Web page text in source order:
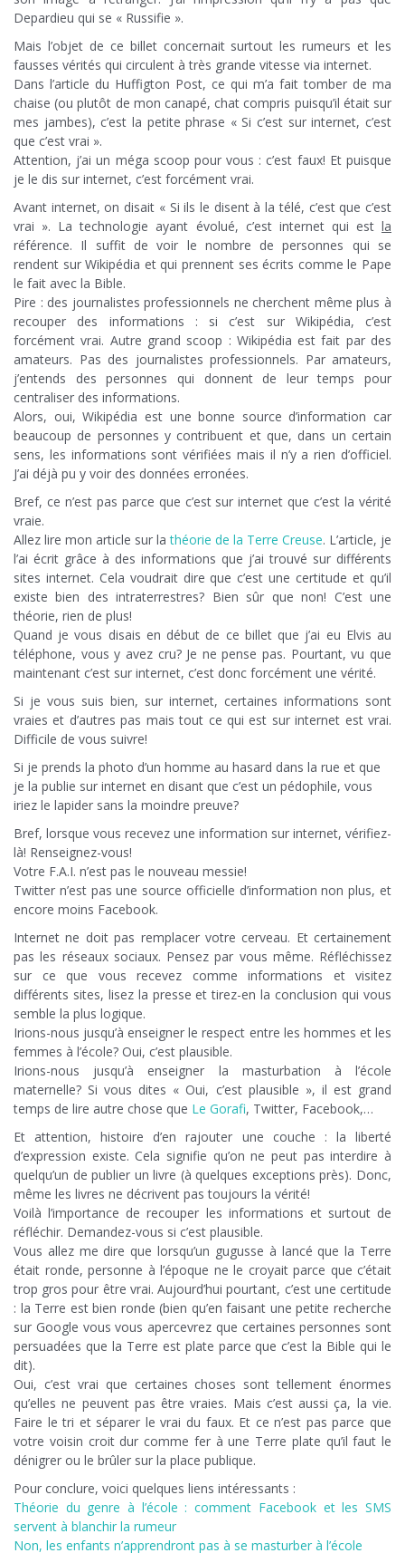
Depardieu qui se « Russifie ».
Mais l’objet de ce billet concernait surtout les rumeurs et les
fausses vérités qui circulent à très grande vitesse via internet.
Dans l’article du Huffigton Post, ce qui m’a fait tomber de ma
chaise (ou plutôt de mon canapé, chat compris puisqu’il était sur
mes jambes), c’est la petite phrase « Si c’est sur internet, c’est
que c’est vrai ».
Attention, j’ai un méga scoop pour vous : c’est faux! Et puisque
je le dis sur internet, c’est forcément vrai.
Avant internet, on disait « Si ils le disent à la télé, c’est que c’est
vrai ». La technologie ayant évolué, c’est internet qui est la
référence. Il suffit de voir le nombre de personnes qui se
rendent sur Wikipédia et qui prennent ses écrits comme le Pape
le fait avec la Bible.
Pire : des journalistes professionnels ne cherchent même plus à
recouper des informations : si c’est sur Wikipédia, c’est
forcément vrai. Autre grand scoop : Wikipédia est fait par des
amateurs. Pas des journalistes professionnels. Par amateurs,
j’entends des personnes qui donnent de leur temps pour
centraliser des informations.
Alors, oui, Wikipédia est une bonne source d’information car
beaucoup de personnes y contribuent et que, dans un certain
sens, les informations sont vérifiées mais il n’y a rien d’officiel.
J’ai déjà pu y voir des données erronées.
Bref, ce n’est pas parce que c’est sur internet que c’est la vérité
vraie.
Allez lire mon article sur lathéorie de la Terre Creuse. L’article, je
l’ai écrit grâce à des informations que j’ai trouvé sur différents
sites internet. Cela voudrait dire que c’est une certitude et qu’il
existe bien des intraterrestres? Bien sûr que non! C’est une
théorie, rien de plus!
Quand je vous disais en début de ce billet que j’ai eu Elvis au
téléphone, vous y avez cru? Je ne pense pas. Pourtant, vu que
maintenant c’est sur internet, c’est donc forcément une vérité.
Si je vous suis bien, sur internet, certaines informations sont
vraies et d’autres pas mais tout ce qui est sur internet est vrai.
Difficile de vous suivre!
Si je prends la photo d’un homme au hasard dans la rue et que
je la publie sur internet en disant que c’est un pédophile, vous
iriez le lapider sans la moindre preuve?
Bref, lorsque vous recevez une information sur internet, vérifiez-
là! Renseignez-vous!
Votre F.A.I. n’est pas le nouveau messie!
Twitter n’est pas une source officielle d’information non plus, et
encore moins Facebook.
Internet ne doit pas remplacer votre cerveau. Et certainement
pas les réseaux sociaux. Pensez par vous même. Réfléchissez
sur ce que vous recevez comme informations et visitez
différents sites, lisez la presse et tirez-en la conclusion qui vous
semble la plus logique.
Irions-nous jusqu’à enseigner le respect entre les hommes et les
femmes à l’école? Oui, c’est plausible.
Irions-nous jusqu’à enseigner la masturbation à l’école
maternelle? Si vous dites « Oui, c’est plausible », il est grand
temps de lire autre chose que Le Gorafi, Twitter, Facebook,…
Et attention, histoire d’en rajouter une couche : la liberté
d’expression existe. Cela signifie qu’on ne peut pas interdire à
quelqu’un de publier un livre (à quelques exceptions près). Donc,
même les livres ne décrivent pas toujours la vérité!
Voilà l’importance de recouper les informations et surtout de
réfléchir. Demandez-vous si c’est plausible.
Vous allez me dire que lorsqu’un gugusse à lancé que la Terre
était ronde, personne à l’époque ne le croyait parce que c’était
trop gros pour être vrai. Aujourd’hui pourtant, c’est une certitude
: la Terre est bien ronde (bien qu’en faisant une petite recherche
sur Google vous vous apercevrez que certaines personnes sont
persuadées que la Terre est plate parce que c’est la Bible qui le
dit).
Oui, c’est vrai que certaines choses sont tellement énormes
qu’elles ne peuvent pas être vraies. Mais c’est aussi ça, la vie.
Faire le tri et séparer le vrai du faux. Et ce n’est pas parce que
votre voisin croit dur comme fer à une Terre plate qu’il faut le
dénigrer ou le brûler sur la place publique.
Pour conclure, voici quelques liens intéressants :
Théorie du genre à l’école : comment Facebook et les SMS
servent à blanchir la rumeur
Non, les enfants n’apprendront pas à se masturber à l’école